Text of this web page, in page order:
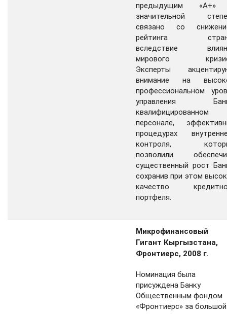
предыдущим
значительной
связано со
рейтинга
вследствие
мирового
Эксперты
внимание на
профессиональном
управления
квалифицированном
персонале,
процедурах
контроля,
позволили
существенный рост
сохранив при этом
качество
портфеля.
Микрофинансовый
Гигант Кыргызстана,
Фронтиерс, 2008 г.
Номинация была
присуждена Банку
Общественным фондом
«Фронтиерс» за большой